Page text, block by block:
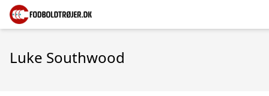
Luke Southwood